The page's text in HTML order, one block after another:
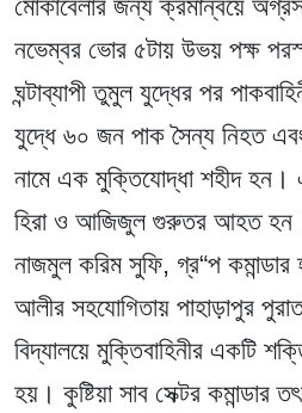
মোকাবেলার জন্য ক্রমান্বয়ে
নভেম্বর ভোর ৫টায় উভয় পক্ষ
ঘন্টাব্যাপী তুমুল যুদ্ধের পর
যুদ্ধে ৬০ জন পাক সৈন্য নিহত এবং
নামে এক মুক্তিযোদ্ধা শহীদ হন।
হিরা ও আজিজুল গুরুতর আহত হন।
নাজমুল করিম সুফি, গ্র“প কমান্ডার
আলীর সহযোগিতায় পাহাড়াপুর
বিদ্যালয়ে মুক্তিবাহিনীর একটি
হয়। কুষ্টিয়া সাব সেক্টর কমান্ডার